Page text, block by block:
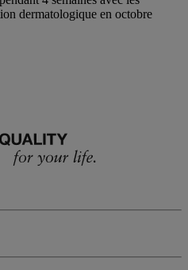
dermatologique en octobre